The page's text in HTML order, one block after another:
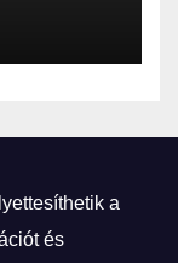
a
és